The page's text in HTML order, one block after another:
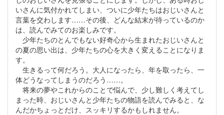
いさんに気付かれてしまい、ついに少年たちはおじいさんと
言葉を交わします……その後、どんな結末が待っているのか
は、読んでみてのお楽しみです。
少年たちのとんでもない好奇心から生まれたおじいさんと
の夏の思い出は、少年たちの心を大きく変えることになりま
す。
生きるって何だろう。大人になったら、年を取ったら、一
体どうなってしまうのだろう……。
将来の夢やこれからのことで悩んで、少し難しく考えてし
まった時、おじいさんと少年たちの物語を読んでみると、な
んだかちょっとだけ、スッキリするかもしれません。